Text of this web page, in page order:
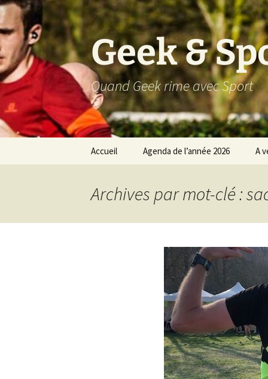
Aller
au
contenu
Geek &
Quand Geek rime avec Sport
Accueil Agenda de l’année 2026
Résultats 2024
Résultats 2022
Résultats 2021
Résultats 2020
Résultats 2019
Résultats 2018
A
Archives par mot-clé :